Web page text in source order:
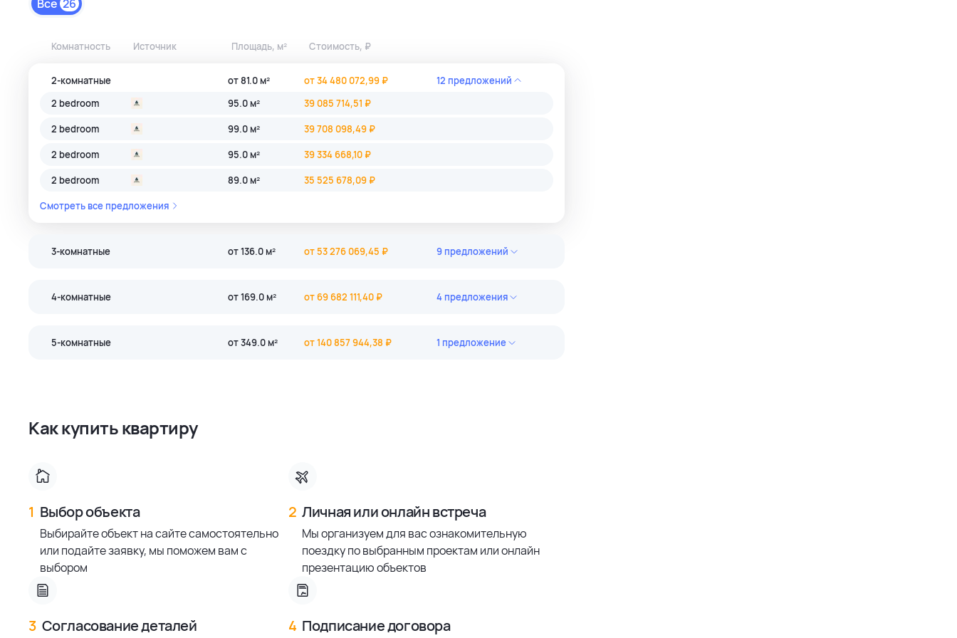
Все 26
Комнатность Источник Площадь, м² Стоимость, ₽
2-комнатные от 81.0 м² от 34 480 072,99 ₽
12 предложений
2 bedroom
95.0 м²
39 085 714,51 ₽
2 bedroom
99.0 м²
39 708 098,49 ₽
2 bedroom
95.0 м²
39 334 668,10 ₽
2 bedroom
89.0 м²
35 525 678,09 ₽
Смотреть все предложения
3-комнатные от 136.0 м² от 53 276 069,45 ₽
9 предложений
3 bedroom
136.0 м²
53 276 069,45 ₽
62 213 503,53 ₽
4-комнатные от 169.0 м² от 69 682 111,40 ₽
4 предложения
4 bedroom
292.0 м²
116 983 294,56 ₽
Смотреть все предложения
5-комнатные от 349.0 м² от 140 857 944,38 ₽
1 предложение
Как купить квартиру
1 Выбор объекта
Выбирайте объект на сайте самостоятельно
или подайте заявку, мы поможем вам с
выбором
2 Личная или онлайн встреча
Мы организуем для вас ознакомительную
поездку по выбранным проектам или онлайн
презентацию объектов
3 Согласование деталей 4 Подписание договора